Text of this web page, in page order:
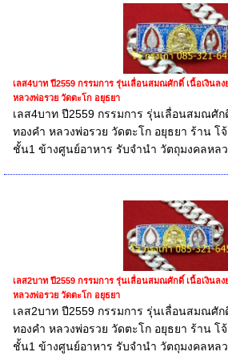
เลส4บาท ปี2559 กรรมการ รุ่นเลื่อนสมณศักดิ์ เนื้อเงินล
หลวงพ่อรวย วัดตะโก อยุธยา
เลส4บาท ปี2559 กรรมการ รุ่นเลื่อนสมณศัก
ทองคำ หลวงพ่อรวย วัดตะโก อยุธยา ร้าน โ
ชั้น1 ข้างศูนย์อาหาร รับจำนำ วัตถุมงคลหลว
เลส2บาท ปี2559 กรรมการ รุ่นเลื่อนสมณศักดิ์ เนื้อเงินล
หลวงพ่อรวย วัดตะโก อยุธยา
เลส2บาท ปี2559 กรรมการ รุ่นเลื่อนสมณศัก
ทองคำ หลวงพ่อรวย วัดตะโก อยุธยา ร้าน โ
ชั้น1 ข้างศูนย์อาหาร รับจำนำ วัตถุมงคลหลว